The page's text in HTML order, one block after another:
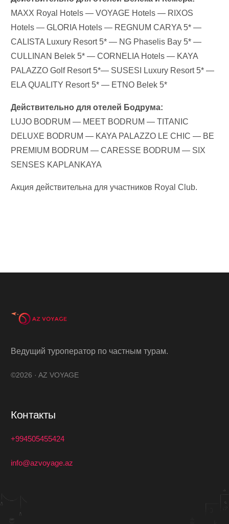
MAXX Royal Hotels — VOYAGE Hotels — RIXOS
Hotels — GLORIA Hotels — REGNUM CARYA 5* —
CALISTA Luxury Resort 5* — NG Phaselis Bay 5* —
CULLINAN Belek 5* — CORNELIA Hotels — KAYA
PALAZZO Golf Resort 5*— SUSESI Luxury Resort 5* —
ELA QUALITY Resort 5* — ETNO Belek 5*
Действительно для отелей Бодрума:
LUJO BODRUM — MEET BODRUM — TITANIC
DELUXE BODRUM — KAYA PALAZZO LE CHIC — BE
PREMIUM BODRUM — CARESSE BODRUM — SIX
SENSES KAPLANKAYA
Акция действительна для участников Royal Club.
Ведущий туроператор по частным турам.
©2026 · AZ VOYAGE
Контакты
+994505455424
info@azvoyage.az